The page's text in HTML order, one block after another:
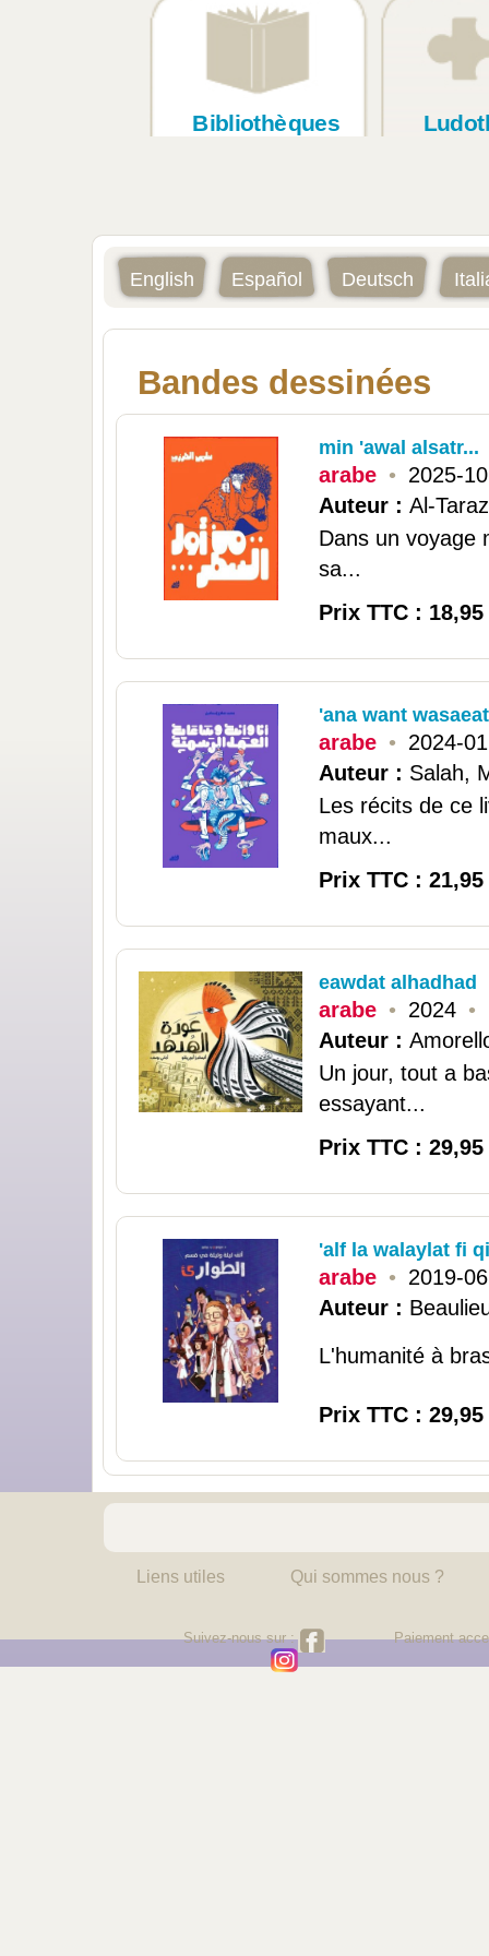
Bibliothèques
English Español Deutsch
Bandes dessinées
min 'awal alsatr...
arabe • 2025-10
Auteur : Al-
Dans un voyage
sa...
Prix TTC : 18,95
'ana want
arabe • 2024-01
Auteur : Salah,
Les récits de ce
maux...
Prix TTC : 21,95
eawdat alhadhad
arabe • 2024 •
Auteur :
Un jour, tout a
essayant...
Prix TTC : 29,95
'alf la walaylat fi
arabe • 2019-06
Auteur :
L'humanité à
Prix TTC : 29,95
Liens utiles Qui sommes nous ?
Suivez-nous sur : Paiement